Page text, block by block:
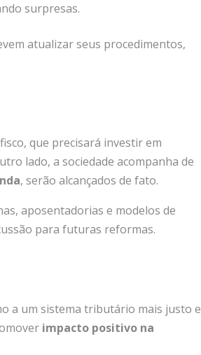
surpresas.
atualizar seus procedimentos,
que precisará investir em
lado, a sociedade acompanha de
, serão alcançados de fato.
aposentadorias e modelos de
para futuras reformas.
a um sistema tributário mais justo e
impacto positivo na